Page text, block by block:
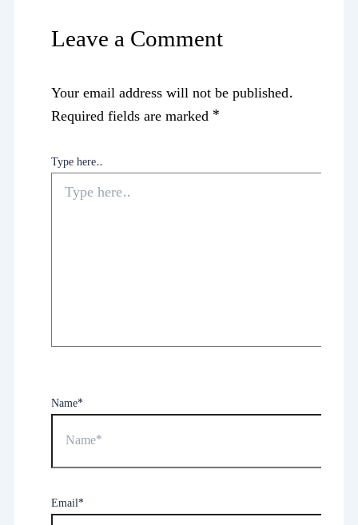
Leave a Comment
Your email address will not be published.
Required fields are marked *
Type here..
Name*
Email*